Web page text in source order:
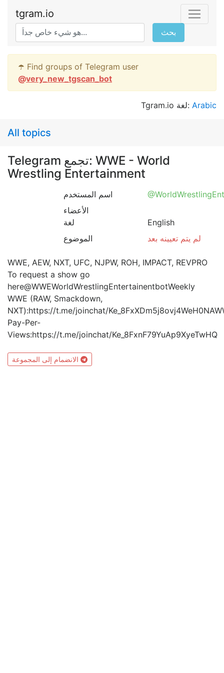
tgram.io
بحث
☂️ Find groups of Telegram user
@very_new_tgscan_bot
Tgram.io لغة: Arabic
All topics
Telegram تجمع: WWE - World
Wrestling Entertainment
اسم المستخدم
الأعضاء
لغة
English
الموضوع
لم يتم تعيينه بعد
WWE, AEW, NXT, UFC, NJPW, ROH, IMPACT, REVPRO
To request a show go
here@WWEWorldWrestlingEntertainentbotWeekly
WWE (RAW, Smackdown,
NXT):https://t.me/joinchat/
Pay-Per-
Views:https://t.me/joinchat/Ke_8FxnF79YuAp9XyeTwHQ